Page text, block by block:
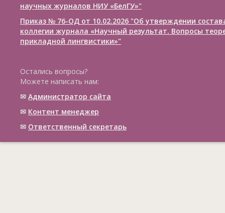
научных журналов НИУ «БелГУ»"
Приказ № 76-ОД от 10.02.2026 "Об утверждении
коллегии журнала «Научный результат. Вопросы
прикладной лингвистики»"
Остались вопросы?
Можете написать нам:
✉ Администратор сайта
✉ Контент менеджер
✉ Ответственный cекретарь